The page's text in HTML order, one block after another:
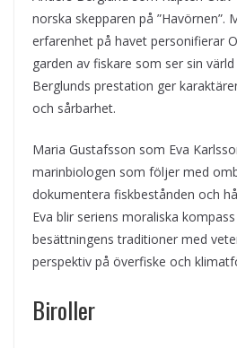
norska skepparen på ”Havörnen”.
erfarenhet på havet personifierar
garden av fiskare som ser sin
Berglunds prestation ger
och sårbarhet.
Maria Gustafsson som Eva
marinbiologen som följer med
dokumentera fiskbestånden och
Eva blir seriens moraliska
besättningens traditioner med
perspektiv på överfiske och
Biroller